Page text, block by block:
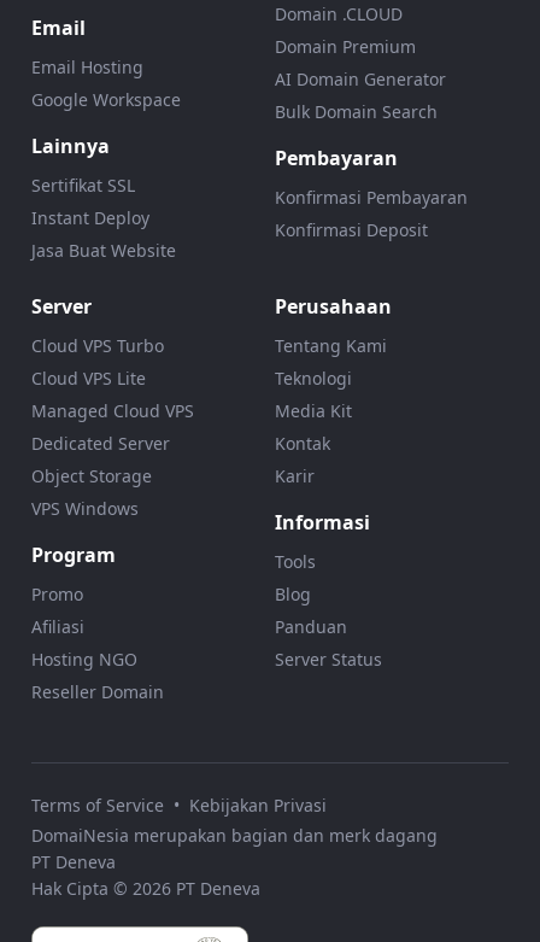
Email
Email Hosting
Google Workspace
Lainnya
Sertifikat SSL
Instant Deploy
Jasa Buat Website
Domain .CLOUD
Domain Premium
AI Domain Generator
Bulk Domain Search
Pembayaran
Konfirmasi Pembayaran
Konfirmasi Deposit
Server
Cloud VPS Turbo
Cloud VPS Lite
Managed Cloud VPS
Dedicated Server
Object Storage
VPS Windows
Program
Promo
Afiliasi
Hosting NGO
Reseller Domain
Perusahaan
Tentang Kami
Teknologi
Media Kit
Kontak
Karir
Informasi
Tools
Blog
Panduan
Server Status
Terms of Service • Kebijakan Privasi
DomaiNesia merupakan bagian dan merk dagang
PT Deneva
Hak Cipta © 2026 PT Deneva